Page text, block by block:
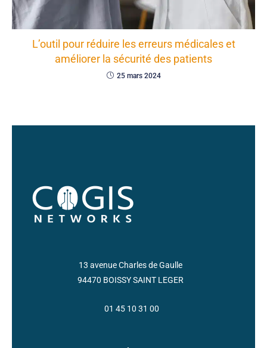
L’outil pour réduire les erreurs médicales et
améliorer la sécurité des patients
25 mars 2024
13 avenue Charles de Gaulle
94470 BOISSY SAINT LEGER
01 45 10 31 00